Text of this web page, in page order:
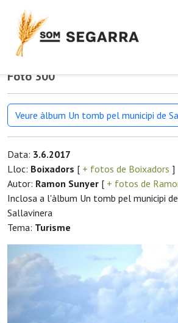
Foto 300
Veure àlbum Un tomb pel municipi de
Data: 3.6.2017
Lloc: Boixadors [ + fotos de Boixadors ]
Autor: Ramon Sunyer [ + fotos de
Inclosa a l'àlbum Un tomb pel municipi
Sallavinera
Tema: Turisme